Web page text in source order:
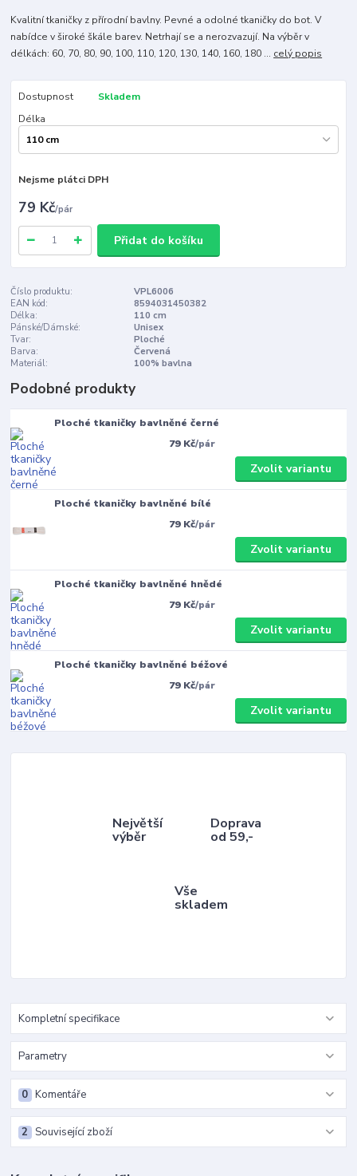
Kvalitní tkaničky z přírodní bavlny. Pevné a odolné tkaničky do bot. V
nabídce v široké škále barev. Netrhají se a nerozvazují. Na výběr v
délkách: 60, 70, 80, 90, 100, 110, 120, 130, 140, 160, 180 ... celý popis
Dostupnost
Skladem
Délka
Nejsme plátci DPH
79 Kč/pár
Přidat do košíku
Číslo produktu:
VPL6006
EAN kód:
8594031450382
Délka:
110 cm
Pánské/Dámské:
Unisex
Tvar:
Ploché
Barva:
Červená
Materiál:
100% bavlna
Podobné produkty
Ploché tkaničky bavlněné černé
79 Kč/pár
Zvolit variantu
Ploché tkaničky bavlněné bílé
79 Kč/pár
Zvolit variantu
Ploché tkaničky bavlněné hnědé
79 Kč/pár
Zvolit variantu
Ploché tkaničky bavlněné béžové
79 Kč/pár
Zvolit variantu
Největší
výběr
Doprava
od 59,-
Vše
skladem
Kompletní specifikace
Parametry
Komentáře
0
Související zboží
2